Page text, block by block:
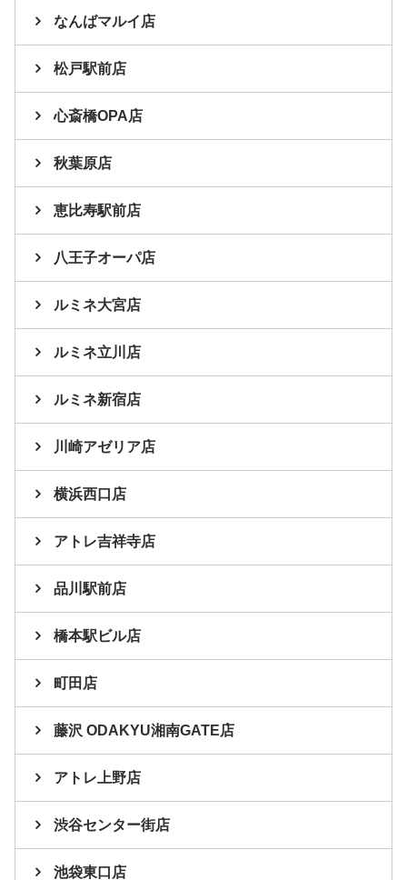
なんばマルイ店
松戸駅前店
心斎橋OPA店
秋葉原店
恵比寿駅前店
八王子オーパ店
ルミネ大宮店
ルミネ立川店
ルミネ新宿店
川崎アゼリア店
横浜西口店
アトレ吉祥寺店
品川駅前店
橋本駅ビル店
町田店
藤沢 ODAKYU湘南GATE店
アトレ上野店
渋谷センター街店
池袋東口店